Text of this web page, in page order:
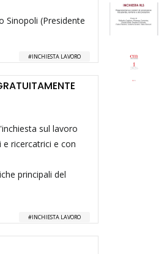
Sinopoli (Presidente
INCHIESTA LAVORO
sul lavoro
ricercatrici e con
principali del
INCHIESTA LAVORO